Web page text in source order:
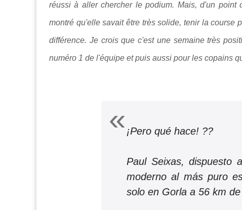
réussi à aller chercher le podium. Mais, d'un
montré qu'elle savait être très solide, tenir la course
différence. Je crois que c'est une semaine très
numéro 1 de l'équipe et puis aussi pour les copains
¡Pero qué hace! ??
Paul Seixas, dispuesto
moderno al más puro
solo en Gorla a 56 km